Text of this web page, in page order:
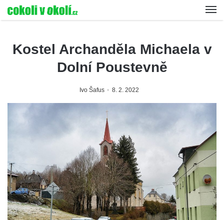
Kostel Archanděla Michaela v
Dolní Poustevně
Ivo Šafus 8. 2. 2022